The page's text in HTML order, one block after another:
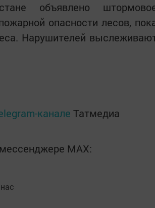
объявлено
опасности лесов,
Нарушителей
канале Татмедиа
MАХ: